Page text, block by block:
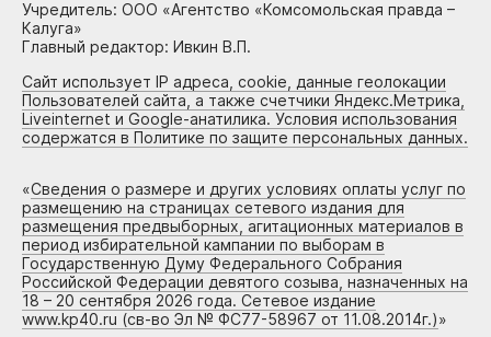
Учредитель: ООО «Агентство «Комсомольская правда –
Калуга»
Главный редактор: Ивкин В.П.
Сайт использует IP адреса, cookie, данные геолокации
Пользователей сайта, а также счетчики Яндекс.Метрика,
Liveinternet и Google-анатилика. Условия использования
содержатся в Политике по защите персональных данных.
«Сведения о размере и других условиях оплаты услуг по
размещению на страницах сетевого издания для
размещения предвыборных, агитационных материалов в
период избирательной кампании по выборам в
Государственную Думу Федерального Собрания
Российской Федерации девятого созыва, назначенных на
18 – 20 сентября 2026 года. Сетевое издание
www.kp40.ru (св-во Эл № ФС77-58967 от 11.08.2014г.)»